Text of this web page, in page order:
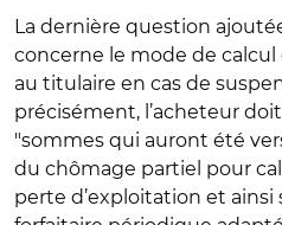
La dernière question
concerne le mode de
au titulaire en cas de
précisément, l’acheteur
"sommes qui auront été
du chômage partiel pour
perte d’exploitation et ainsi